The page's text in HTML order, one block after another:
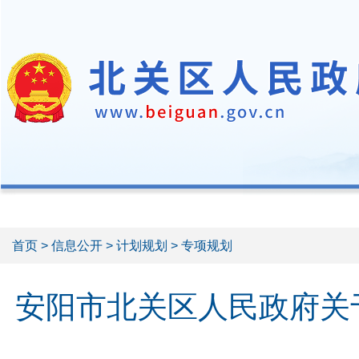
首页 > 信息公开 > 计划规划 > 专项规划
安阳市北关区人民政府